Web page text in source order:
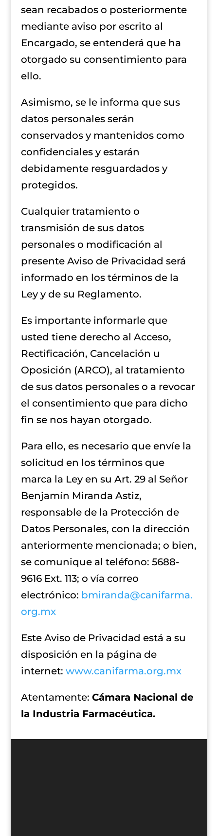
sean recabados o posteriormente
mediante aviso por escrito al
Encargado, se entenderá que ha
otorgado su consentimiento para
ello.
Asimismo, se le informa que sus
datos personales serán
conservados y mantenidos como
confidenciales y estarán
debidamente resguardados y
protegidos.
Cualquier tratamiento o
transmisión de sus datos
personales o modificación al
presente Aviso de Privacidad será
informado en los términos de la
Ley y de su Reglamento.
Es importante informarle que
usted tiene derecho al Acceso,
Rectificación, Cancelación u
Oposición (ARCO), al tratamiento
de sus datos personales o a revocar
el consentimiento que para dicho
fin se nos hayan otorgado.
Para ello, es necesario que envíe la
solicitud en los términos que
marca la Ley en su Art. 29 al Señor
Benjamín Miranda Astiz,
responsable de la Protección de
Datos Personales, con la dirección
anteriormente mencionada; o bien,
se comunique al teléfono: 5688-
9616 Ext. 113; o vía correo
electrónico: bmiranda@canifarma.
org.mx
Este Aviso de Privacidad está a su
disposición en la página de
internet: www.canifarma.org.mx
Atentamente: Cámara Nacional de
la Industria Farmacéutica.